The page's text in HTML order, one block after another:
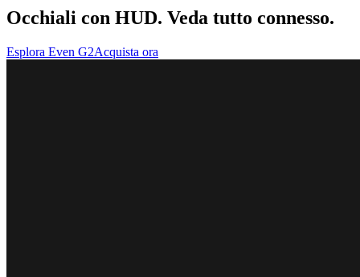
Occhiali con HUD. Veda tutto connesso.
Esplora Even G2Acquista ora